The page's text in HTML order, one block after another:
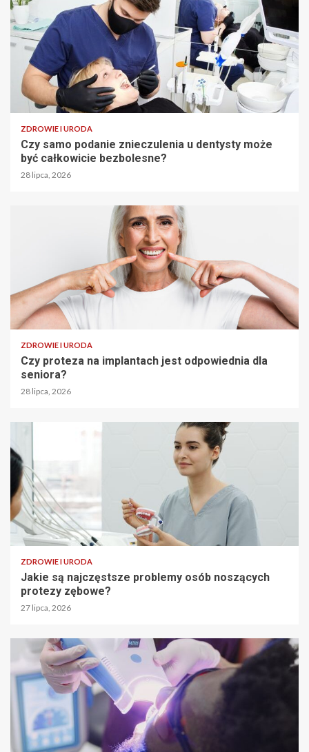
ZDROWIE I URODA
Czy samo podanie znieczulenia u dentysty może
być całkowicie bezbolesne?
28 lipca, 2026
ZDROWIE I URODA
Czy proteza na implantach jest odpowiednia dla
seniora?
28 lipca, 2026
ZDROWIE I URODA
Jakie są najczęstsze problemy osób noszących
protezy zębowe?
27 lipca, 2026